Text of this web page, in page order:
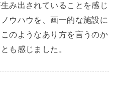
み出されていることを感じ
ウハウを、画一的な施設に
のようなあり方を言うのか
も感じました。